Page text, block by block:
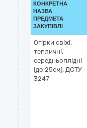
КОНКРЕТНА
НАЗВА
ПРЕДМЕТА
ЗАКУПІВЛІ
Огірки свіжі,
тепличні,
середньоплідні
(до 25см), ДСТУ
3247